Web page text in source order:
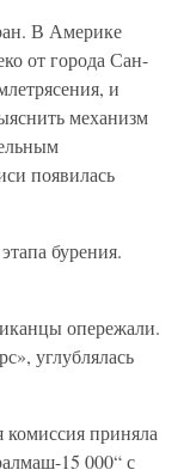
В Америке
от города Сан-
и
механизм
появилась
бурения.
опережали.
углублялась
комиссия приняла
15 000“ с